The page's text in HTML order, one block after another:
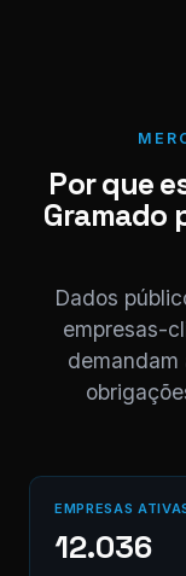
Por que
Gramado
Dados
empresas-
demandam
EMPRESAS
12.036